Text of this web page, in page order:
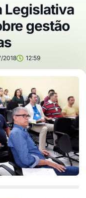
Legislativa
gestão
2018 12:59